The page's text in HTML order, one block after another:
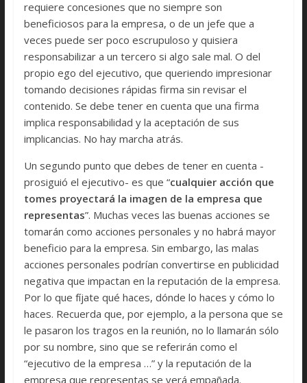
requiere concesiones que no siempre son
beneficiosos para la empresa, o de un jefe que a
veces puede ser poco escrupuloso y quisiera
responsabilizar a un tercero si algo sale mal. O del
propio ego del ejecutivo, que queriendo impresionar
tomando decisiones rápidas firma sin revisar el
contenido. Se debe tener en cuenta que una firma
implica responsabilidad y la aceptación de sus
implicancias. No hay marcha atrás.
Un segundo punto que debes de tener en cuenta -
prosiguió el ejecutivo- es que “cualquier acción que
tomes proyectará la imagen de la empresa que
representas”. Muchas veces las buenas acciones se
tomarán como acciones personales y no habrá mayor
beneficio para la empresa. Sin embargo, las malas
acciones personales podrían convertirse en publicidad
negativa que impactan en la reputación de la empresa.
Por lo que fíjate qué haces, dónde lo haces y cómo lo
haces. Recuerda que, por ejemplo, a la persona que se
le pasaron los tragos en la reunión, no lo llamarán sólo
por su nombre, sino que se referirán como el
“ejecutivo de la empresa …” y la reputación de la
empresa que representas se verá empañada.